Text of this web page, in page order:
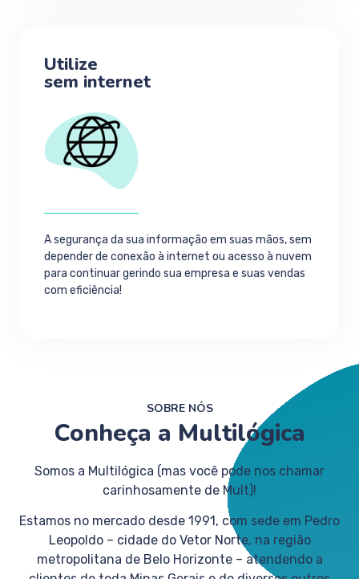
Utilize
sem internet
A segurança da sua informação em suas mãos, sem
depender de conexão à internet ou acesso à nuvem
para continuar gerindo sua empresa e suas vendas
com eficiência!
SOBRE NÓS
Conheça a Multilógica
Somos a Multilógica (mas você pode nos chamar
carinhosamente de Mult)!
Estamos no mercado desde 1991, com sede em Pedro
Leopoldo – cidade do Vetor Norte, na região
metropolitana de Belo Horizonte – atendendo a